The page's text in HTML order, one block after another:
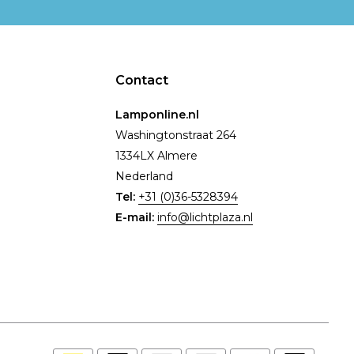
Contact
Lamponline.nl
Washingtonstraat 264
1334LX Almere
Nederland
Tel: +31 (0)36-5328394
E-mail: info@lichtplaza.nl